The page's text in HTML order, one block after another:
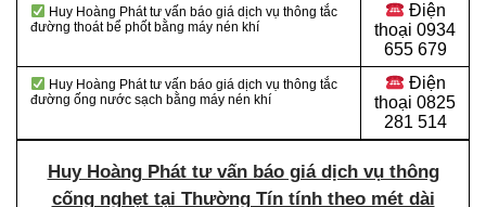
Huy Hoàng Phát tư vấn báo giá dịch vụ thông tắc
đường thoát bể phốt bằng máy nén khí
Điện
thoại 0934
655 679
Huy Hoàng Phát tư vấn báo giá dịch vụ thông tắc
đường ống nước sạch bằng máy nén khí
Điện
thoại 0825
281 514
Huy Hoàng Phát tư vấn báo giá dịch vụ thông
cống nghẹt tại Thường Tín tính theo mét dài